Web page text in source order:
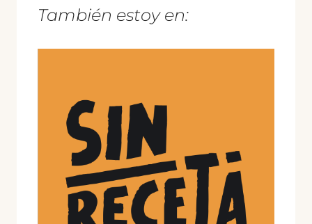
También estoy en: